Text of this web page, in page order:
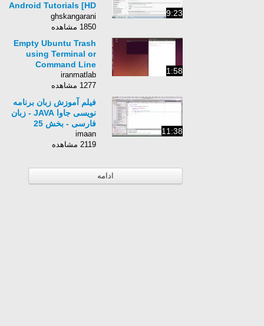
9:23
Android Tutorials [HD
1080p]
ghskangarani
1850 مشاهده
1:58
Empty Ubuntu Trash
using Terminal or
Command Line
iranmatlab
1277 مشاهده
11:38
فیلم آموزش زبان برنامه
نویسی جاوا JAVA - زبان
فارسی - بخش 25
imaan
2119 مشاهده
ادامه